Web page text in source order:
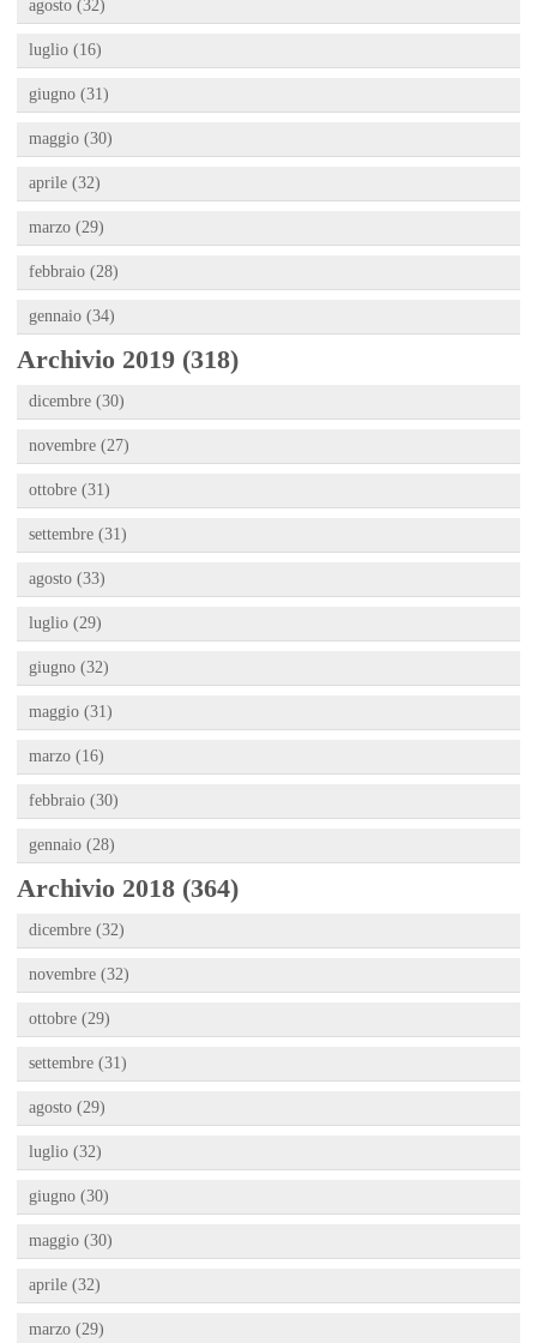
agosto (32)
luglio (16)
giugno (31)
maggio (30)
aprile (32)
marzo (29)
febbraio (28)
gennaio (34)
Archivio 2019 (318)
dicembre (30)
novembre (27)
ottobre (31)
settembre (31)
agosto (33)
luglio (29)
giugno (32)
maggio (31)
marzo (16)
febbraio (30)
gennaio (28)
Archivio 2018 (364)
dicembre (32)
novembre (32)
ottobre (29)
settembre (31)
agosto (29)
luglio (32)
giugno (30)
maggio (30)
aprile (32)
marzo (29)